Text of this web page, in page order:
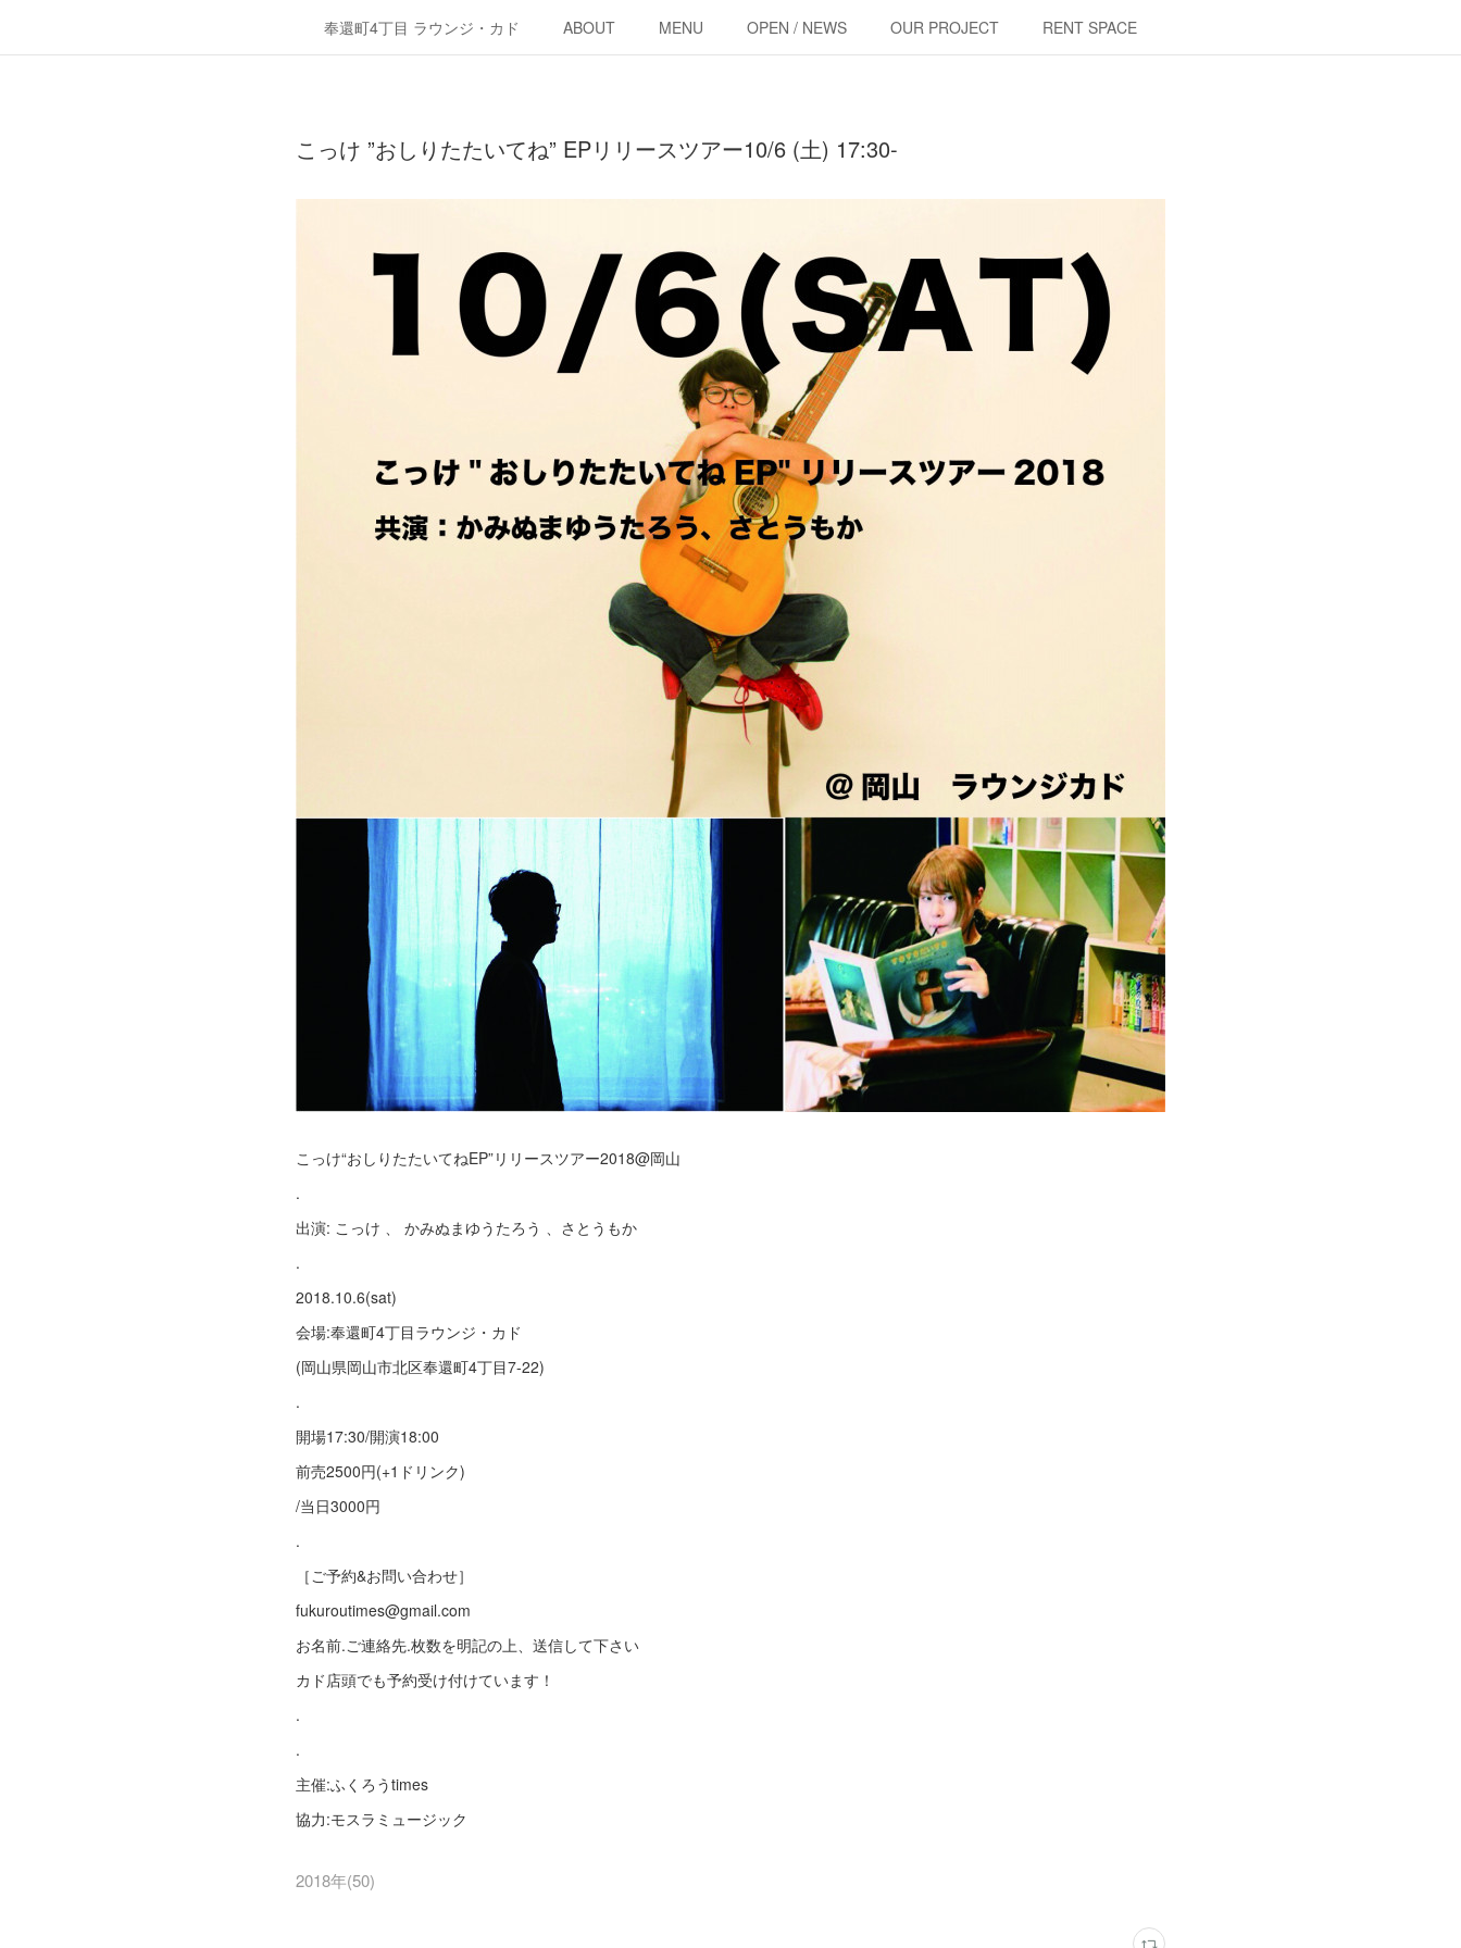
奉還町4丁目 ラウンジ・カド ABOUT MENU OPEN / NEWS OUR PROJECT RENT SPACE
こっけ ”おしりたたいてね” EPリリースツアー10/6 (土) 17:30-
こっけ“おしりたたいてねEP”リリースツアー2018@岡山
.
出演: こっけ 、 かみぬまゆうたろう 、さとうもか
.
2018.10.6(sat)
会場:奉還町4丁目ラウンジ・カド
(岡山県岡山市北区奉還町4丁目7-22)
.
開場17:30/開演18:00
前売2500円(+1ドリンク)
/当日3000円
.
［ご予約&お問い合わせ］
fukuroutimes@gmail.com
お名前.ご連絡先.枚数を明記の上、送信して下さい
カド店頭でも予約受け付けています！
.
.
主催:ふくろうtimes
協力:モスラミュージック
2018年(50)